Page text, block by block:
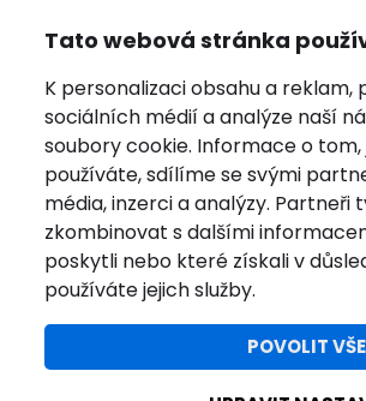
Tato webová stránka
K personalizaci obsahu a
sociálních médií a analýze naší
soubory cookie. Informace o tom,
používáte, sdílíme se svými
média, inzerci a analýzy. Partneři
zkombinovat s dalšími
poskytli nebo které získali v
používáte jejich služby.
POVOLIT VŠE